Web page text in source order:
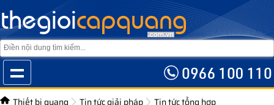
Thiết bị quang Tin tức giải pháp
Tin tức tổng hợp